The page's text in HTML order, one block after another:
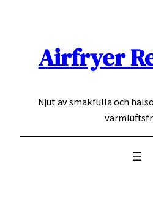
Airfryer
Njut av smakfulla och